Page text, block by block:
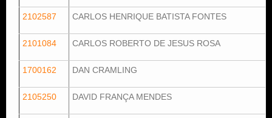
2102587 CARLOS HENRIQUE BATISTA FONTES
2101084 CARLOS ROBERTO DE JESUS ROSA
1700162 DAN CRAMLING
2105250 DAVID FRANÇA MENDES